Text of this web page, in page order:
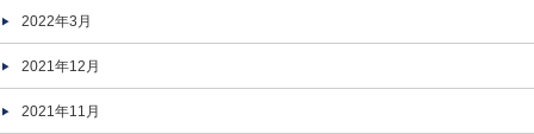
2022年3月
2021年12月
2021年11月